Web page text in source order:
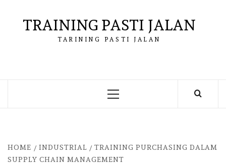
contentTRAINING PASTI JALAN
TARINING PASTI JALAN
Primary
HOME INDUSTRIAL
TRAINING PURCHASING DALAM
SUPPLY CHAIN MANAGEMENT